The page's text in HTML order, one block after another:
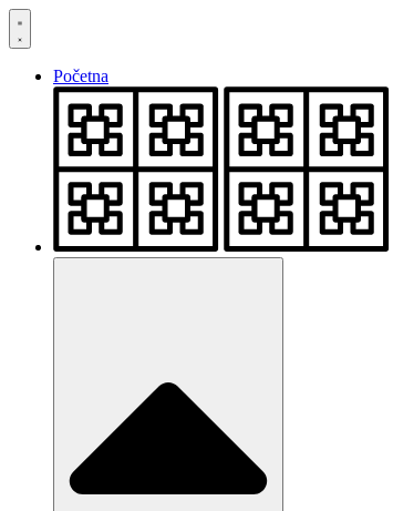
Skočite
na
Početna